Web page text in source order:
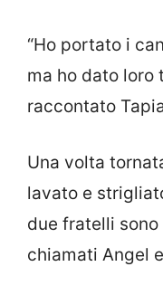
“Ho portato i
ma ho dato loro
raccontato
Una volta
lavato e
due fratelli
chiamati Angel